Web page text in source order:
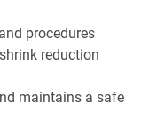
procedures
reduction
maintains a safe